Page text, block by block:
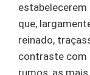
estabelecerem
que,
reinado,
contraste com
rumos, as